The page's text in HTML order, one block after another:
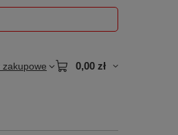
zakupowe 0,00 zł